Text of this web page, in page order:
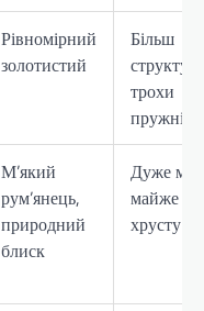
Рівномірний
золотистий
Більш
трохи
пружніша
М’який
рум’янець,
природний
блиск
Дуже
майже
хрусту